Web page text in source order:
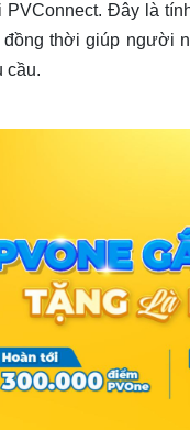
PVConnect. Đây là
đồng thời giúp người
cầu.